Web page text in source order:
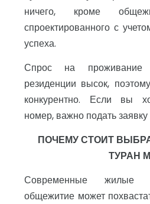
ничего, кроме
спроектированного с
успеха.
Спрос на проживание
резиденции высок,
конкурентно. Если вы
номер, важно подать
ПОЧЕМУ СТОИТ
ТУРАН
Современные жилые
общежитие может